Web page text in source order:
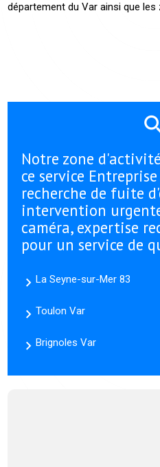
département du Var ainsi que les
Notre zone
ce service
recherche de fuite
intervention
caméra, expertise
pour un service de
La Seyne-sur-Mer 83
Toulon Var
Brignoles Var